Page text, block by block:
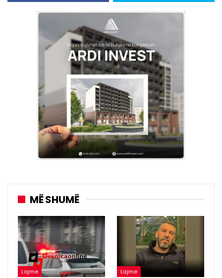
MË SHUMË
Lajme Lajme